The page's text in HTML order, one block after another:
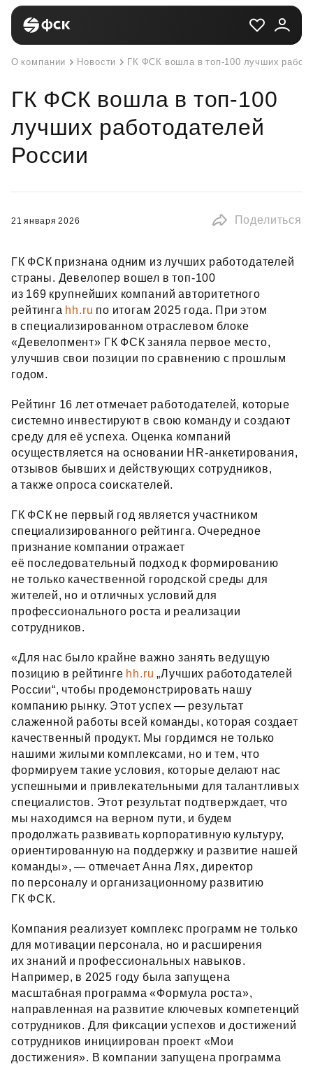
О компании Новости ГК ФСК вошла в топ-100 лучших
ГК ФСК вошла в топ-100
лучших работодателей
России
21 января 2026 Поделиться
ГК ФСК признана одним из лучших работодателей
страны. Девелопер вошел в топ‑100
из 169 крупнейших компаний авторитетного
рейтинга hh.ru по итогам 2025 года. При этом
в специализированном отраслевом блоке
«Девелопмент» ГК ФСК заняла первое место,
улучшив свои позиции по сравнению с прошлым
годом.
Рейтинг 16 лет отмечает работодателей, которые
системно инвестируют в свою команду и создают
среду для её успеха. Оценка компаний
осуществляется на основании HR‑анкетирования,
отзывов бывших и действующих сотрудников,
а также опроса соискателей.
ГК ФСК не первый год является участником
специализированного рейтинга. Очередное
признание компании отражает
её последовательный подход к формированию
не только качественной городской среды для
жителей, но и отличных условий для
профессионального роста и реализации
сотрудников.
«Для нас было крайне важно занять ведущую
позицию в рейтинге hh.ru „Лучших работодателей
России“, чтобы продемонстрировать нашу
компанию рынку. Этот успех — результат
слаженной работы всей команды, которая создает
качественный продукт. Мы гордимся не только
нашими жилыми комплексами, но и тем, что
формируем такие условия, которые делают нас
успешными и привлекательными для талантливых
специалистов. Этот результат подтверждает, что
мы находимся на верном пути, и будем
продолжать развивать корпоративную культуру,
ориентированную на поддержку и развитие нашей
команды», — отмечает Анна Лях, директор
по персоналу и организационному развитию
ГК ФСК.
Компания реализует комплекс программ не только
для мотивации персонала, но и расширения
их знаний и профессиональных навыков.
Например, в 2025 году была запущена
масштабная программа «Формула роста»,
направленная на развитие ключевых компетенций
сотрудников. Для фиксации успехов и достижений
сотрудников инициирован проект «Мои
достижения». В компании запущена программа